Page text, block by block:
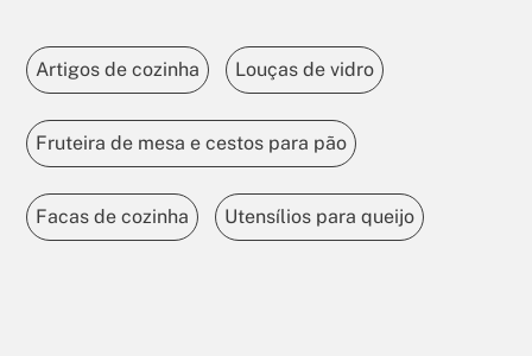
Artigos de cozinha Louças de vidro
Fruteira de mesa e cestos para pão
Facas de cozinha Utensílios para queijo